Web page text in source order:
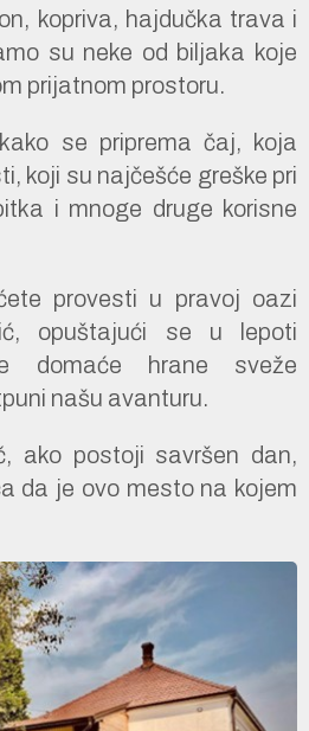
kopriva, hajdučka trava i
su neke od biljaka koje
prijatnom prostoru.
se priprema čaj, koja
koji su najčešće greške pri
i mnoge druge korisne
provesti u pravoj oazi
opuštajući se u lepoti
domaće hrane sveže
našu avanturu.
ako postoji savršen dan,
da je ovo mesto na kojem